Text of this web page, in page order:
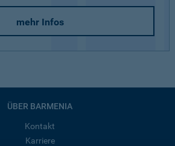
mehr Infos
ÜBER BARMENIA
Kontakt
Karriere